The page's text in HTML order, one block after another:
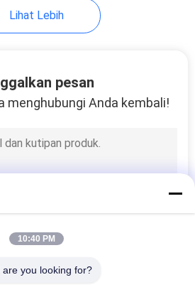
Lihat Lebih
pesan
menghubungi Anda kembali!
10:40 PM
you looking for?